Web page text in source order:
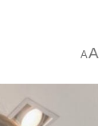
AA